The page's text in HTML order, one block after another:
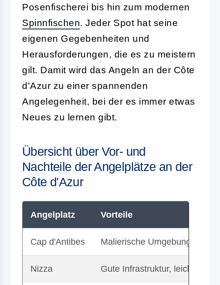
Posenfischerei bis hin zum modernen
Spinnfischen. Jeder Spot hat seine
eigenen Gegebenheiten und
Herausforderungen, die es zu meistern
gilt. Damit wird das Angeln an der Côte
d'Azur zu einer spannenden
Angelegenheit, bei der es immer etwas
Neues zu lernen gibt.
Übersicht über Vor- und
Nachteile der Angelplätze an der
Côte d'Azur
Angelplatz Vorteile
Cap d'Antibes Malierische Umgebung,
Nizza Gute Infrastruktur, leicht